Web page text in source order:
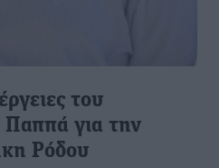
του
για την
Ρόδου